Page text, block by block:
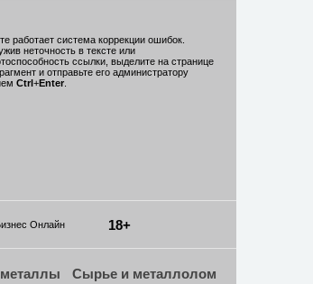
работает система коррекции ошибок.
неточность в тексте или
ссылки, выделите на странице
и отправьте его администратору
Ctrl+Enter
Онлайн 18+
Сырье и металлолом